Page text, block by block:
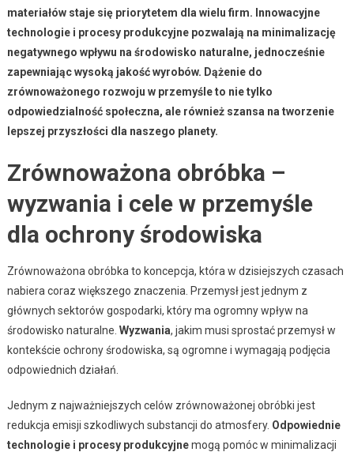
materiałów staje się priorytetem dla wielu firm. Innowacyjne
technologie i procesy produkcyjne pozwalają na minimalizację
negatywnego wpływu na środowisko naturalne, jednocześnie
zapewniając wysoką jakość wyrobów. Dążenie do
zrównoważonego rozwoju w przemyśle to nie tylko
odpowiedzialność społeczna, ale również szansa na tworzenie
lepszej przyszłości dla naszego planety.
Zrównoważona obróbka –
wyzwania i cele w przemyśle
dla ochrony środowiska
Zrównoważona obróbka to koncepcja, która w dzisiejszych czasach
nabiera coraz większego znaczenia. Przemysł jest jednym z
głównych sektorów gospodarki, który ma ogromny wpływ na
środowisko naturalne. Wyzwania, jakim musi sprostać przemysł w
kontekście ochrony środowiska, są ogromne i wymagają podjęcia
odpowiednich działań.
Jednym z najważniejszych celów zrównoważonej obróbki jest
redukcja emisji szkodliwych substancji do atmosfery. Odpowiednie
technologie i procesy produkcyjnemogą pomóc w minimalizacji